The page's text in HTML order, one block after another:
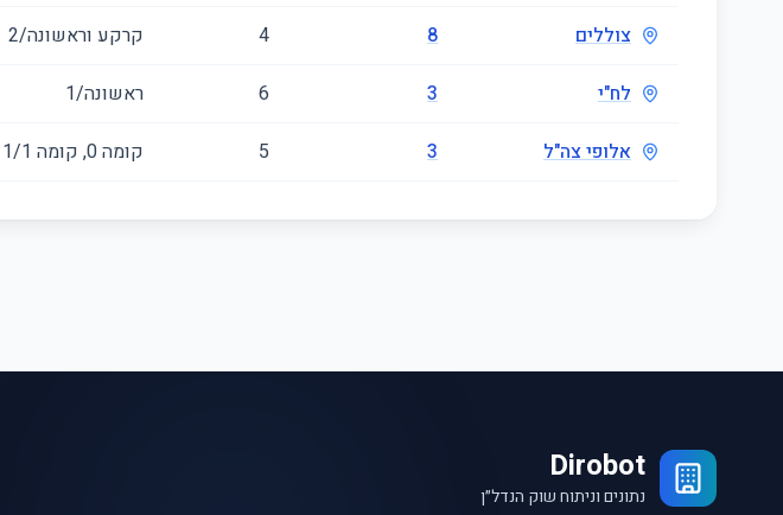
צוללים 8
4 קרקע וראשונה/2
לח"י 3
6 ראשונה/1
אלופי צה"ל 3
5 קומה ‎0‏, קומה ‎1‏/1
Dirobot
נתונים וניתוח שוק הנדל״ן